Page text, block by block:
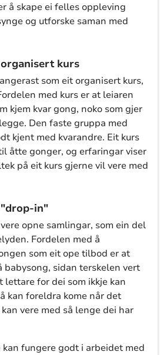
å skape ei felles oppleving
og utforske saman med
kurs
som eit organisert kurs,
med kurs er at leiaren
kjem kvar gong, noko som gjer
Den faste gruppa med
kjent med kvarandre. Eit kurs
åtte gonger, og erfaringar viser
på eit kurs gjerne vil vere med
"drop-in"
opne samlingar, som ein del
Fordelen med å
som eit ope tilbod er at
babysong, sidan terskelen vert
lettare for dei som ikkje kan
kan foreldra kome når det
vere med så lenge dei har
fungere godt i arbeidet med